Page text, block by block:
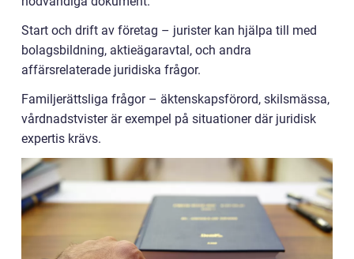
Start och drift av företag – jurister kan hjälpa till med
bolagsbildning, aktieägaravtal, och andra
affärsrelaterade juridiska frågor.
Familjerättsliga frågor – äktenskapsförord, skilsmässa,
vårdnadstvister är exempel på situationer där juridisk
expertis krävs.